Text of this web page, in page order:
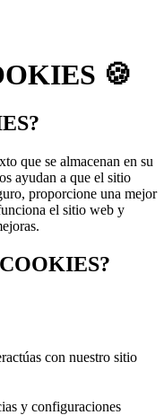
🍪
que se almacenan en su
ayudan a que el sitio
proporcione una mejor
el sitio web y
con nuestro sitio
y configuraciones